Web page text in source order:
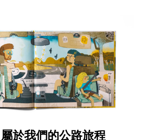
於我們的公路旅程